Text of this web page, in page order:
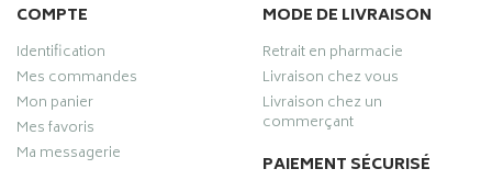
COMPTE
Identification
Mes commandes
Mon panier
Mes favoris
Ma messagerie
MODE DE LIVRAISON
Retrait en pharmacie
Livraison chez vous
Livraison chez un
commerçant
PAIEMENT SÉCURISÉ